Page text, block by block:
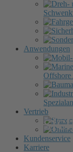
Anwendungen
Offshore
Vertrieb
Kundenservice
Karriere